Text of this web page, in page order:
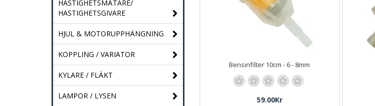
HASTIGHETSMÄTARE/
HASTIGHETSGIVARE
HJUL & MOTORUPPHÄNGNING
KOPPLING / VARIATOR
KYLARE / FLÄKT
LAMPOR / LYSEN
Bensinfilter 10cm - 6 - 8mm
59.00Kr